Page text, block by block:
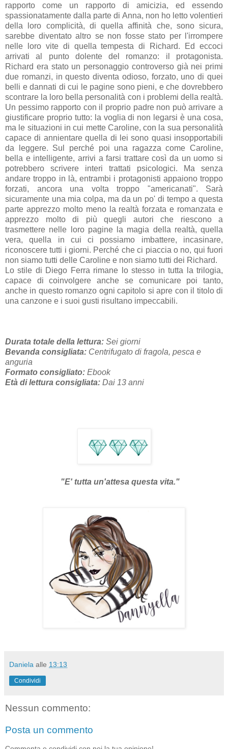
rapporto come un rapporto di amicizia, ed essendo
spassionatamente dalla parte di Anna, non ho letto volentieri
della loro complicità, di quella affinità che, sono sicura,
sarebbe diventato altro se non fosse stato per l'irrompere
nelle loro vite di quella tempesta di Richard. Ed eccoci
arrivati al punto dolente del romanzo: il protagonista.
Richard era stato un personaggio controverso già nei primi
due romanzi, in questo diventa odioso, forzato, uno di quei
belli e dannati di cui le pagine sono pieni, e che dovrebbero
scontrare la loro bella personalità con i problemi della realtà.
Un pessimo rapporto con il proprio padre non può arrivare a
giustificare proprio tutto: la voglia di non legarsi è una cosa,
ma le situazioni in cui mette Caroline, con la sua personalità
capace di annientare quella di lei sono quasi insopportabili
da leggere. Sul perché poi una ragazza come Caroline,
bella e intelligente, arrivi a farsi trattare così da un uomo si
potrebbero scrivere interi trattati psicologici. Ma senza
andare troppo in là, entrambi i protagonisti appaiono troppo
forzati, ancora una volta troppo "americanati". Sarà
sicuramente una mia colpa, ma da un po' di tempo a questa
parte apprezzo molto meno la realtà forzata e romanzata e
apprezzo molto di più quegli autori che riescono a
trasmettere nelle loro pagine la magia della realtà, quella
vera, quella in cui ci possiamo imbattere, incasinare,
riconoscere tutti i giorni. Perché che ci piaccia o no, qui fuori
non siamo tutti delle Caroline e non siamo tutti dei Richard.
Lo stile di Diego Ferra rimane lo stesso in tutta la trilogia,
capace di coinvolgere anche se comunicare poi tanto,
anche in questo romanzo ogni capitolo si apre con il titolo di
una canzone e i suoi gusti risultano impeccabili.
Durata totale della lettura: Sei giorni
Bevanda consigliata: Centrifugato di fragola, pesca e
anguria
Formato consigliato: Ebook
Età di lettura consigliata: Dai 13 anni
"E' tutta un'attesa questa vita."
Daniela alle 13:13
Condividi
Nessun commento:
Posta un commento